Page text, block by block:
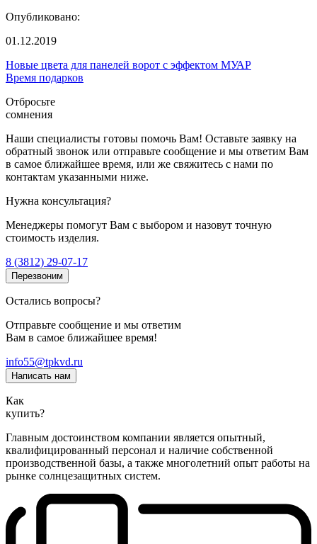
Опубликовано:
01.12.2019
Новые цвета для панелей ворот с эффектом МУАР
Время подарков
Отбросьте
сомнения
Наши специалисты готовы помочь Вам! Оставьте заявку на
обратный звонок или отправьте сообщение и мы ответим Вам
в самое ближайшее время, или же свяжитесь с нами по
контактам указанными ниже.
Нужна консультация?
Менеджеры помогут Вам с выбором и назовут точную
стоимость изделия.
8 (3812) 29-07-17
Перезвоним
Остались вопросы?
Отправьте сообщение и мы ответим
Вам в самое ближайшее время!
info55@tpkvd.ru
Написать нам
Как
купить?
Главным достоинством компании является опытный,
квалифицированный персонал и наличие собственной
производственной базы, а также многолетний опыт работы на
рынке солнцезащитных систем.